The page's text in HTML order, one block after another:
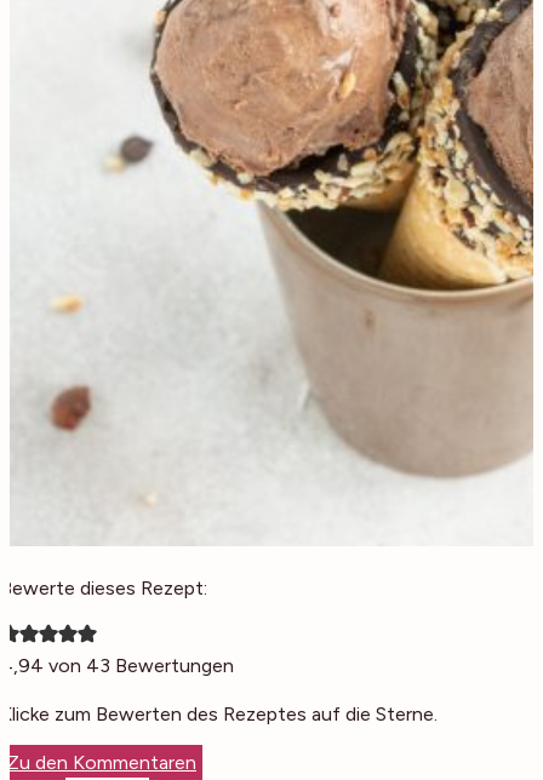
Bewerte dieses Rezept:
4,94 von 43 Bewertungen
Klicke zum Bewerten des Rezeptes auf die Sterne.
Zu den Kommentaren